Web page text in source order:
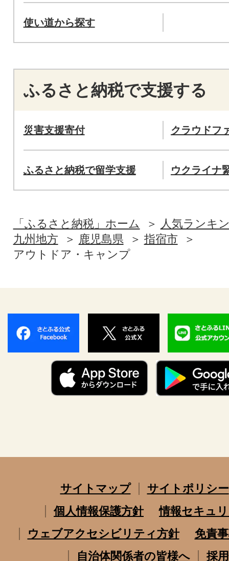
使い道から探す
ふるさと納税で支援する
災害支援寄付 クラウドフ
ふるさと納税で留学支援 ウクライナ
「ふるさと納税」ホーム
人気ランキ
九州地方
鹿児島県
指宿市
アウトドア・キャンプ
サイトマップ
サイトポリシー
個人情報保護方針
情報セキュ
ウェブアクセシビリティ方針
免責
自治体関係者の皆様へ
採